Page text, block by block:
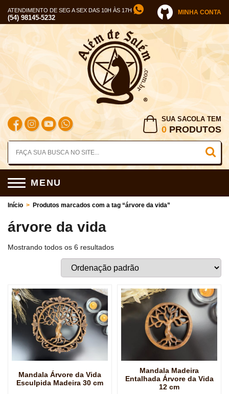
ATENDIMENTO DE SEG A SEX DAS 10H ÀS 17H
(54) 98145-5232
MINHA CONTA
SUA SACOLA TEM
0 PRODUTOS
MENU
Início > Produtos marcados com a tag “árvore da vida”
árvore da vida
Mostrando todos os 6 resultados
Mandala Árvore da Vida
Esculpida Madeira 30 cm
Mandala Madeira
Entalhada Árvore da Vida
12 cm